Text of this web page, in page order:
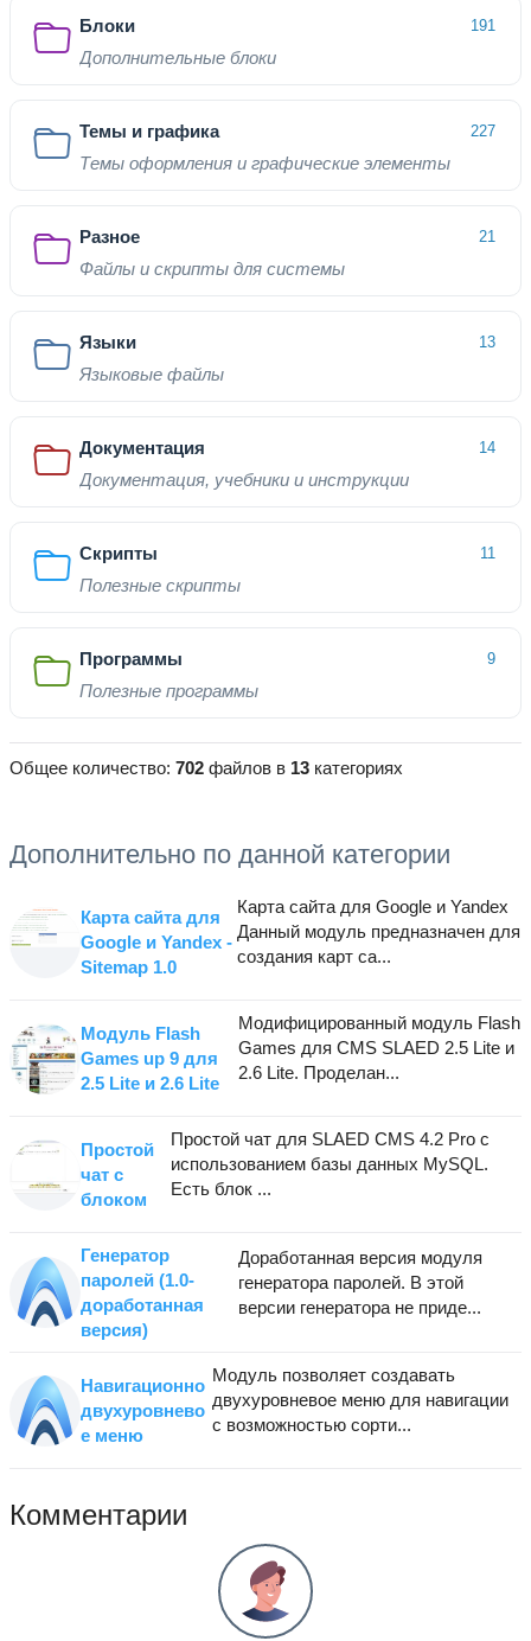
Блоки 191
Дополнительные блоки
Темы и графика 227
Темы оформления и графические элементы
Разное 21
Файлы и скрипты для системы
Языки 13
Языковые файлы
Документация 14
Документация, учебники и инструкции
Скрипты 11
Полезные скрипты
Программы 9
Полезные программы
Общее количество: 702 файлов в 13 категориях
Дополнительно по данной категории
Карта сайта для
Google и Yandex -
Sitemap 1.0
Карта сайта для Google и Yandex
Данный модуль предназначен для
создания карт са...
Модуль Flash
Games up 9 для
2.5 Lite и 2.6 Lite
Модифицированный модуль Flash
Games для CMS SLAED 2.5 Lite и
2.6 Lite. Проделан...
Простой
чат с
блоком
Простой чат для SLAED CMS 4.2 Pro с
использованием базы данных MySQL.
Есть блок ...
Генератор
паролей (1.0-
доработанная
версия)
Доработанная версия модуля
генератора паролей. В этой
версии генератора не приде...
Навигационно
двухуровнево
е меню
Модуль позволяет создавать
двухуровневое меню для навигации
с возможностью сорти...
Комментарии